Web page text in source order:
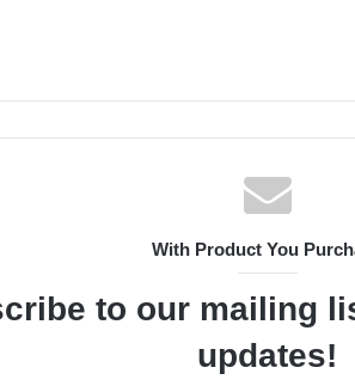
With Product You
to our mailing
updates!